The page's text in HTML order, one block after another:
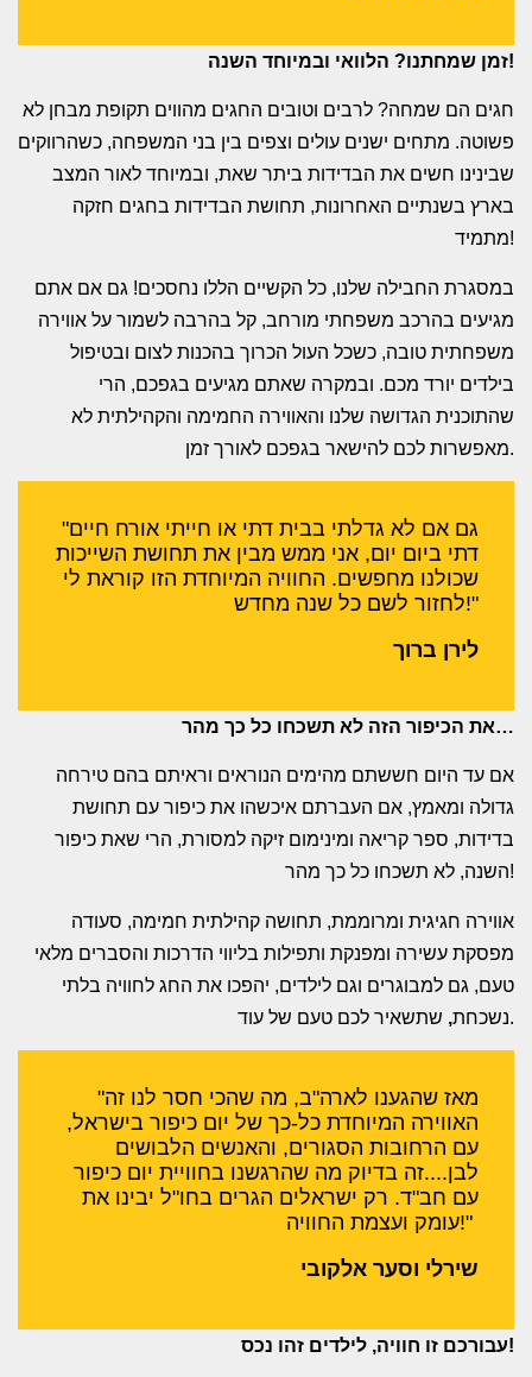
זמן שמחתנו? הלוואי ובמיוחד השנה!
חגים הם שמחה? לרבים וטובים החגים מהווים תקופת מבחן לא
פשוטה. מתחים ישנים עולים וצפים בין בני המשפחה, כשהרווקים
שבינינו חשים את הבדידות ביתר שאת, ובמיוחד לאור המצב
בארץ בשנתיים האחרונות, תחושת הבדידות בחגים חזקה
מתמיד!
במסגרת החבילה שלנו, כל הקשיים הללו נחסכים! גם אם אתם
מגיעים בהרכב משפחתי מורחב, קל בהרבה לשמור על אווירה
משפחתית טובה, כשכל העול הכרוך בהכנות לצום ובטיפול
בילדים יורד מכם. ובמקרה שאתם מגיעים בגפכם, הרי
שהתוכנית הגדושה שלנו והאווירה החמימה והקהילתית לא
מאפשרות לכם להישאר בגפכם לאורך זמן.
"גם אם לא גדלתי בבית דתי או חייתי אורח חיים
דתי ביום יום, אני ממש מבין את תחושת השייכות
שכולנו מחפשים. החוויה המיוחדת הזו קוראת לי
לחזור לשם כל שנה מחדש!"
לירן ברוך
את הכיפור הזה לא תשכחו כל כך מהר…
גדולה ומאמץ, אם העברתם איכשהו את כיפור עם תחושת
בדידות, ספר קריאה ומינימום זיקה למסורת, הרי שאת כיפור
השנה, לא תשכחו כל כך מהר!
מפסקת עשירה ומפנקת ותפילות בליווי הדרכות והסברים מלאי
טעם, גם למבוגרים וגם לילדים, יהפכו את החג לחוויה בלתי
נשכחת, שתשאיר לכם טעם של עוד.
"מאז שהגענו לארה"ב, מה שהכי חסר לנו זה
האווירה המיוחדת כל-כך של יום כיפור בישראל,
עם הרחובות הסגורים, והאנשים הלבושים
לבן....זה בדיוק מה שהרגשנו בחוויית יום כיפור
עם חב"ד. רק ישראלים הגרים בחו"ל יבינו את
עומק ועצמת החוויה!"
שירלי וסער אלקובי
עבורכם זו חוויה, לילדים זהו נכס!